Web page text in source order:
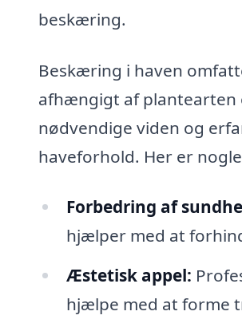
beskæring.
Beskæring i haven
afhængigt af plantearten
nødvendige viden og
haveforhold. Her er
Forbedring af
hjælper med at
Æstetisk appel:
hjælpe med at forme